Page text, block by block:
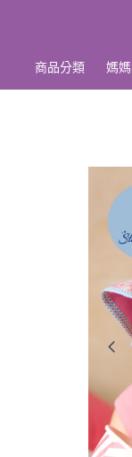
商品分類 媽